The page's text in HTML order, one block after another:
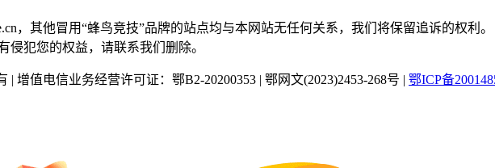
，其他冒用“蜂鸟竞技”品牌的站点均与本网站无任何关系，我们将保留追诉的权利。
侵犯您的权益，请联系我们删除。
| 增值电信业务经营许可证：鄂B2-20200353 | 鄂网文(2023)2453-268号 | 鄂ICP备